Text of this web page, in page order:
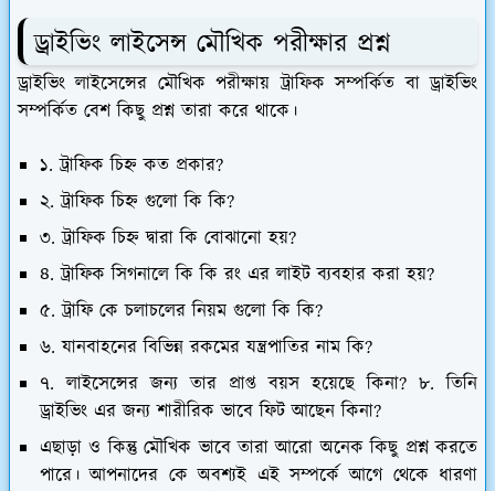
ড্রাইভিং লাইসেন্স মৌখিক পরীক্ষার প্রশ্ন
ড্রাইভিং লাইসেন্সের মৌখিক পরীক্ষায় ট্রাফিক সম্পর্কিত বা ড্রাইভিং
সম্পর্কিত বেশ কিছু প্রশ্ন তারা করে থাকে।
১. ট্রাফিক চিহ্ন কত প্রকার?
২. ট্রাফিক চিহ্ন গুলো কি কি?
৩. ট্রাফিক চিহ্ন দ্বারা কি বোঝানো হয়?
৪. ট্রাফিক সিগনালে কি কি রং এর লাইট ব্যবহার করা হয়?
৫. ট্রাফি কে চলাচলের নিয়ম গুলো কি কি?
৬. যানবাহনের বিভিন্ন রকমের যন্ত্রপাতির নাম কি?
৭. লাইসেন্সের জন্য তার প্রাপ্ত বয়স হয়েছে কিনা? ৮. তিনি
ড্রাইভিং এর জন্য শারীরিক ভাবে ফিট আছেন কিনা?
এছাড়া ও কিন্তু মৌখিক ভাবে তারা আরো অনেক কিছু প্রশ্ন করতে
পারে। আপনাদের কে অবশ্যই এই সম্পর্কে আগে থেকে ধারণা